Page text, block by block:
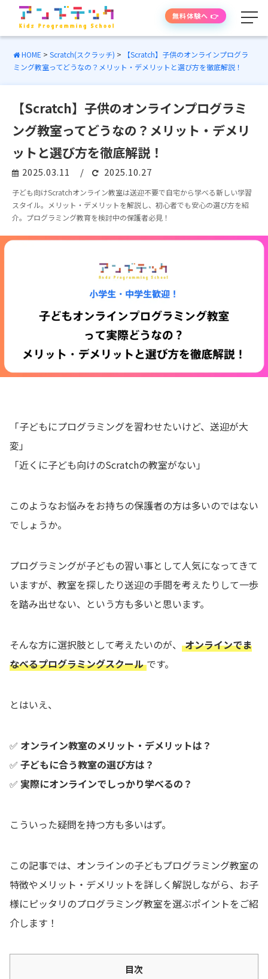
学べる内容
授業の流れ
授業時間・料金
よくあるご質問
👉 無料体験お申込
無料体験へ 👉
HOME >Scratch(スクラッチ) >
【Scratch】子供のオンラインプログラ
ミング教室ってどうなの？メリット・デメリットと選び方を徹底解説！
【Scratch】子供のオンラインプログラミ
ング教室ってどうなの？メリット・デメリ
ットと選び方を徹底解説！
2025.03.11 / 2025.10.27
子ども向けScratchオンライン教室は送迎不要で自宅から学べる新しい学習
スタイル。メリット・デメリットを解説し、初心者でも安心の選び方を紹
介。プログラミング教育を検討中の保護者必見！
「子どもにプログラミングを習わせたいけど、送迎が大
変」
「近くに子ども向けのScratchの教室がない」
このようなお悩みをお持ちの保護者の方は多いのではない
でしょうか。
プログラミングが子どもの習い事として人気になってきて
いますが、教室を探したり送迎の手間を考えたりして一歩
を踏み出せない、という方も多いと思います。
そんな方に選択肢として考えたいのが、
オンラインでま
なべるプログラミングスクール です。
とはいえ、
✅ オンライン教室のメリット・デメリットは？
✅ 子どもに合う教室の選び方は？
✅ 実際にオンラインでしっかり学べるの？
こういった疑問を持つ方も多いはず。
この記事では、オンラインの子どもプログラミング教室の
特徴やメリット・デメリットを詳しく解説しながら、お子
様にピッタリのプログラミング教室を選ぶポイントをご紹
介します！
目次